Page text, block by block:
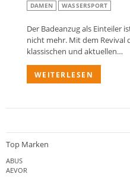
DAMEN WASSERSPORT
Der Badeanzug als Einteiler
nicht mehr. Mit dem Revival
klassischen und aktuellen…
WEITERLESEN
Top Marken
ABUS
AEVOR